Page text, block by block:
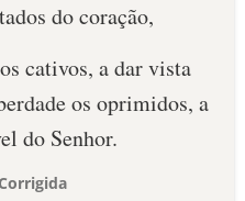
do coração,
cativos, a dar vista
os oprimidos, a
do Senhor.